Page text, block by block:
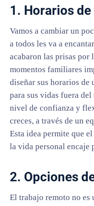
1. Horarios
Vamos a cambiar un
a todos les va a
acabaron las prisas por
momentos familiares
diseñar sus horarios de
para sus vidas fuera del
nivel de confianza y
creces, a través de un
Esta idea permite que
la vida personal encaje
2. Opciones
El trabajo remoto no es